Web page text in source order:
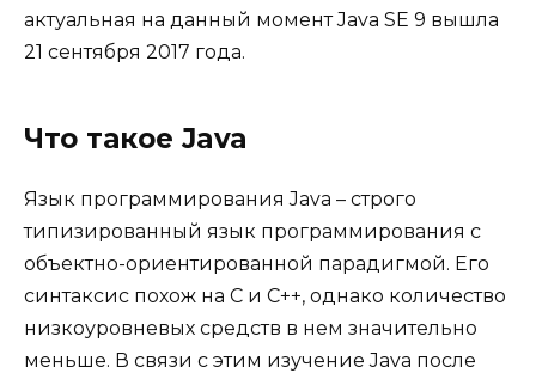
актуальная на данный момент Java SE 9 вышла
21 сентября 2017 года.
Что такое Java
Язык программирования Java – строго
типизированный язык программирования с
объектно-ориентированной парадигмой. Его
синтаксис похож на С и С++, однако количество
низкоуровневых средств в нем значительно
меньше. В связи с этим изучение Java после